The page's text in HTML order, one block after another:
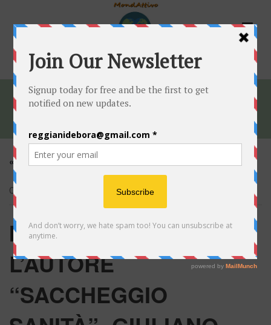
« Tutti gli Eventi
Questo evento è passato.
INCONTRO CON
L’AUTORE
“SACCHEGGIO